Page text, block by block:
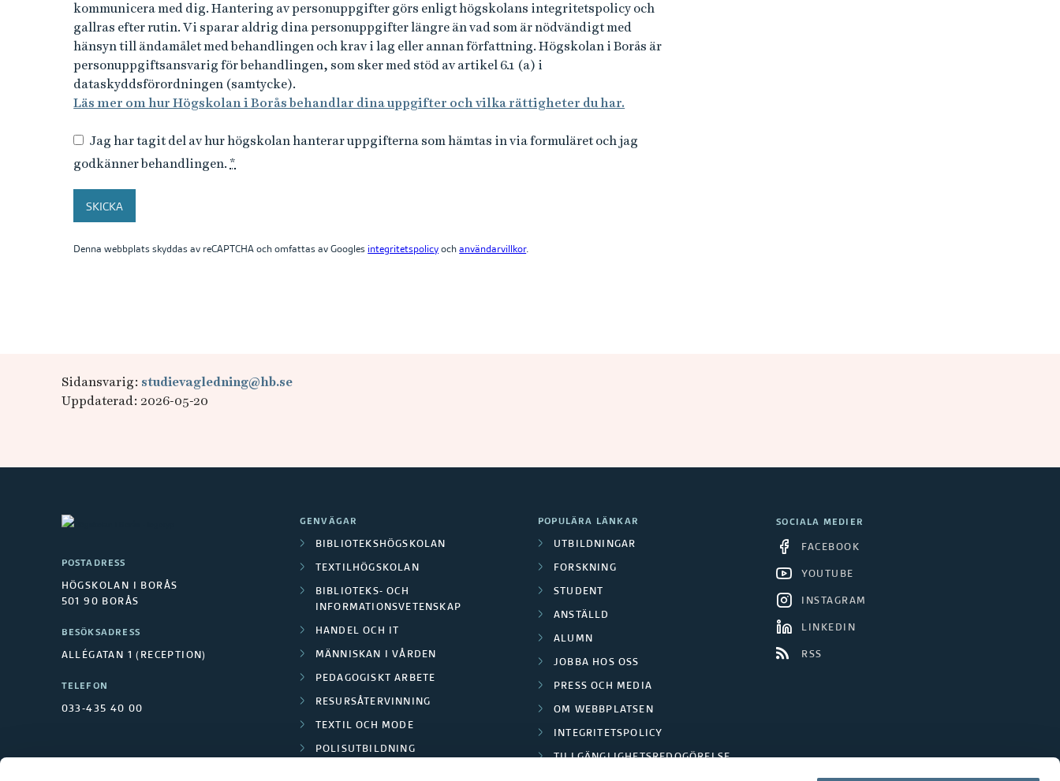
kommunicera med dig. Hantering av personuppgifter görs enligt högskolans integritetspolicy och
gallras efter rutin. Vi sparar aldrig dina personuppgifter längre än vad som är nödvändigt med
hänsyn till ändamålet med behandlingen och krav i lag eller annan författning. Högskolan i Borås är
personuppgiftsansvarig för behandlingen, som sker med stöd av artikel 6.1 (a) i
dataskyddsförordningen (samtycke).
Läs mer om hur Högskolan i Borås behandlar dina uppgifter och vilka rättigheter du har.
Jag har tagit del av hur högskolan hanterar uppgifterna som hämtas in via formuläret och jag
godkänner behandlingen. *
SKICKA
Denna webbplats skyddas av reCAPTCHA och omfattas av Googles integritetspolicy ochanvändarvillkor.
i
l
ä
n
k
a
Sidansvarig: studievagledning@hb.se
Uppdaterad: 2026-05-20
POSTADRESS
HÖGSKOLAN I BORÅS
501 90 BORÅS
BESÖKSADRESS
ALLÉGATAN 1 (RECEPTION)
TELEFON
033-435 40 00
GENVÄGAR
BIBLIOTEKSHÖGSKOLAN
TEXTILHÖGSKOLAN
BIBLIOTEKS- OCH
INFORMATIONSVETENSKAP
HANDEL OCH IT
MÄNNISKAN I VÅRDEN
PEDAGOGISKT ARBETE
RESURSÅTERVINNING
TEXTIL OCH MODE
POLISUTBILDNING
POPULÄRA LÄNKAR
UTBILDNINGAR
FORSKNING
STUDENT
ANSTÄLLD
ALUMN
JOBBA HOS OSS
PRESS OCH MEDIA
OM WEBBPLATSEN
INTEGRITETSPOLICY
TILLGÄNGLIGHETSREDOGÖRELSE
SOCIALA MEDIER
FACEBOOK
YOUTUBE
INSTAGRAM
LINKEDIN
RSS